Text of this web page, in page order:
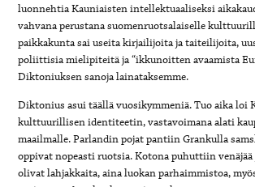
luonnehtia Kauniaisten intellektuaaliseksi
vahvana perustana suomenruotsalaiselle
paikkakunta sai useita kirjailijoita ja taiteilijoita,
poliittisia mielipiteitä ja “ikkunoitten avaamista
Diktoniuksen sanoja lainataksemme.
Diktonius asui täällä vuosikymmeniä. Tuo aika loi
kulttuurillisen identiteetin, vastavoimana alati
maailmalle. Parlandin pojat pantiin Grankulla
oppivat nopeasti ruotsia. Kotona puhuttiin venäjää
olivat lahjakkaita, aina luokan parhaimmistoa,